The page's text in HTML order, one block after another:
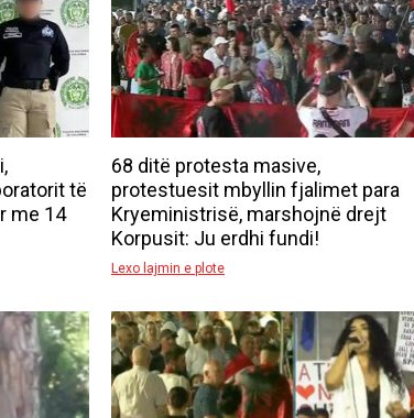
të
me 14
68 ditë protesta masive,
protestuesit mbyllin fjalimet para
Kryeministrisë, marshojnë drejt
Korpusit: Ju erdhi fundi!
Lexo lajmin e plote